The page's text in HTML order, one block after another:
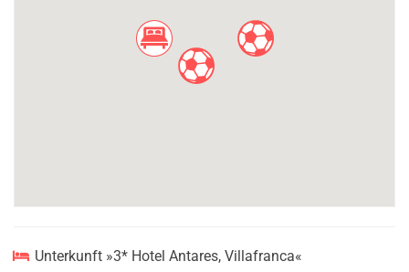
Unterkunft »3* Hotel Antares, Villafranca«